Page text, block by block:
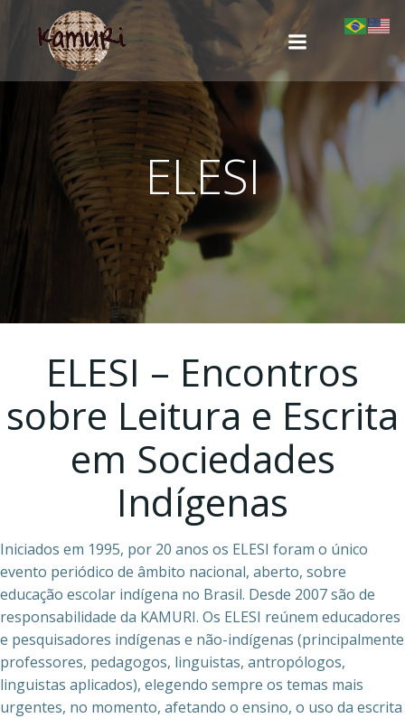
ELESI
ELESI – Encontros
sobre Leitura e Escrita
em Sociedades
Indígenas
Iniciados em 1995, por 20 anos os ELESI foram o único
evento periódico de âmbito nacional, aberto, sobre
educação escolar indígena no Brasil. Desde 2007 são de
responsabilidade da KAMURI. Os ELESI reúnem educadores
e pesquisadores indígenas e não-indígenas (principalmente
professores, pedagogos, linguistas, antropólogos,
linguistas aplicados), elegendo sempre os temas mais
urgentes, no momento, afetando o ensino, o uso da escrita